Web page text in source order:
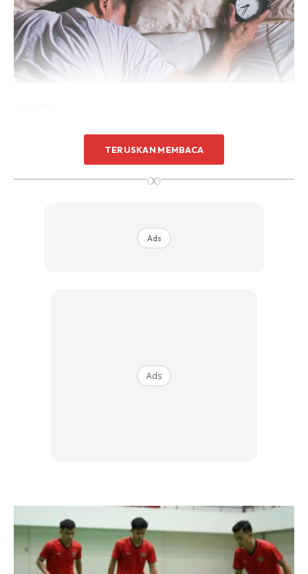
Inilah fasa paling penting kerana ketika itulah sel tubuh
diperbaiki, hormon diseimbangkan dan tenaga dipulihkan.
Pengambilan kopi atau teh pada lewat malam, penggunaan
TERUSKAN MEMBACA
∞
Ads
Ads